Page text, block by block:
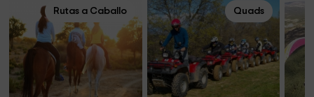
Rutas a Caballo Quads